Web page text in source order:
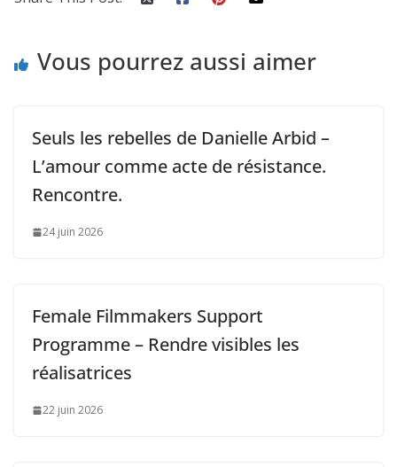
Vous pourrez aussi aimer
Seuls les rebelles de Danielle Arbid –
L’amour comme acte de résistance.
Rencontre.
24 juin 2026
Female Filmmakers Support
Programme – Rendre visibles les
réalisatrices
22 juin 2026